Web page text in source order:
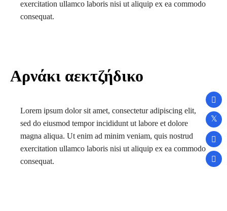
exercitation ullamco laboris nisi ut aliquip ex ea commodo
consequat.
Αρνάκι αεκτζήδικο
Lorem ipsum dolor sit amet, consectetur adipiscing elit,
sed do eiusmod tempor incididunt ut labore et dolore
magna aliqua. Ut enim ad minim veniam, quis nostrud
exercitation ullamco laboris nisi ut aliquip ex ea commodo
consequat.